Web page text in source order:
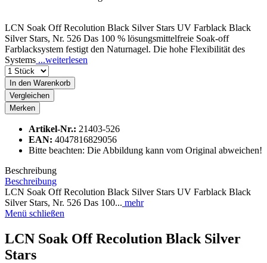
LCN Soak Off Recolution Black Silver Stars UV Farblack Black
Silver Stars, Nr. 526 Das 100 % lösungsmittelfreie Soak-off
Farblacksystem festigt den Naturnagel. Die hohe Flexibilität des
Systems ...weiterlesen
In den Warenkorb
Vergleichen
Merken
Artikel-Nr.: 21403-526
EAN: 4047816829056
Bitte beachten: Die Abbildung kann vom Original abweichen!
Beschreibung
Beschreibung
LCN Soak Off Recolution Black Silver Stars UV Farblack Black
Silver Stars, Nr. 526 Das 100... mehr
Menü schließen
LCN Soak Off Recolution Black Silver
Stars